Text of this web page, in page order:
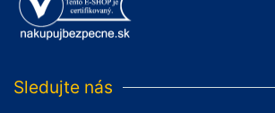
Sledujte nás